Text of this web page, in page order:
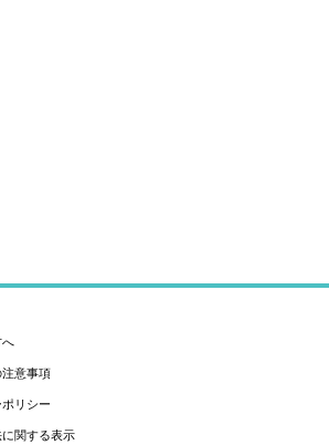
へ
意事項
リシー
関する表示